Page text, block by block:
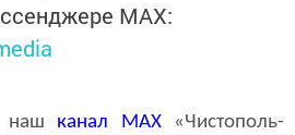
MАХ:
наш канал MAX«Чистополь-